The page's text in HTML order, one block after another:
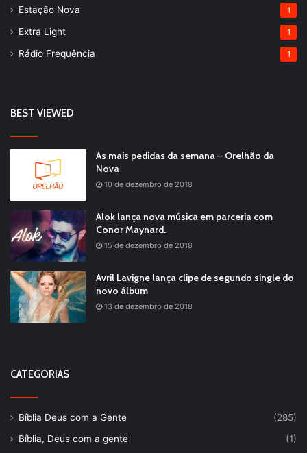
Estação Nova 1
Extra Light 1
Rádio Frequência 1
BEST VIEWED
As mais pedidas da semana – Orelhão da
Nova
10 de dezembro de 2018
Alok lança nova música em parceria com
Conor Maynard.
15 de dezembro de 2018
Avril Lavigne lança clipe de segundo single do
novo álbum
13 de dezembro de 2018
CATEGORIAS
Bíblia Deus com a Gente
(285)
Bíblia, Deus com a gente
(1)